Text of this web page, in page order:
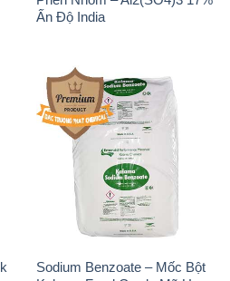
KOH ( 90%) – Potassium
Hydroxide Unid Hàn Quốc
Korea